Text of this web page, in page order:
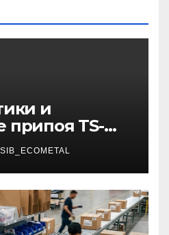
и
припоя TS-
SIB_ECOMETAL